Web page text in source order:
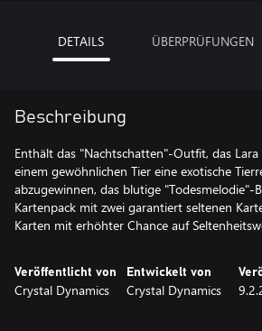
DETAILS ÜBERPRÜFUNGEN
Beschreibung
Enthält das "Nachtschatten"-Outfit, das Lara
einem gewöhnlichen Tier eine exotische
abzugewinnen, das blutige "Todesmelodie"-
Kartenpack mit zwei garantiert seltenen
Karten mit erhöhter Chance auf
Veröffentlicht von
Crystal Dynamics
Entwickelt von
Crystal Dynamics